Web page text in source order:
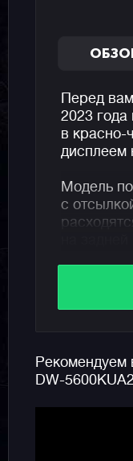
Перед
2023 года
в красно-
дисплеем
Модель
с
Рекомендуем
DW-